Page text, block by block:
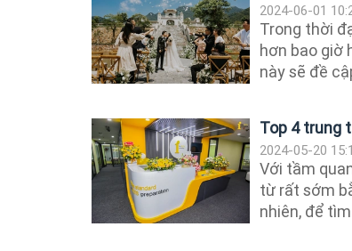
2024-06-01
Trong thời
hơn bao giờ
này sẽ đề
Top 4 trung
2024-05-20
Với tầm
từ rất sớm
nhiên, để